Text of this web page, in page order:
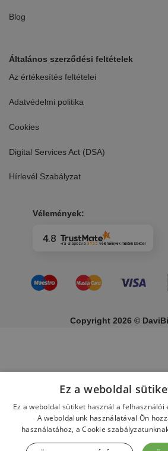
Blog
Általános szerződési feltételek
Az értékesítés feltételei
Adatvédelmi politika
Cookies
Digital Services Act (DSA)
Hírlevél Szabályzat
Vélemények:
4.8 -ra alapozva 3422 véleményekminden időkből
Copyright 2026 ©
Ez a weboldal
Ez a weboldal sütiket használ a
A weboldalunk használatával Ön
használatához, a Cookie